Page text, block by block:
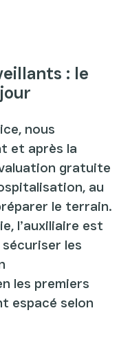
: le
nous
et après la
gratuite
au
le terrain.
l’auxiliaire est
les
les premiers
espacé selon